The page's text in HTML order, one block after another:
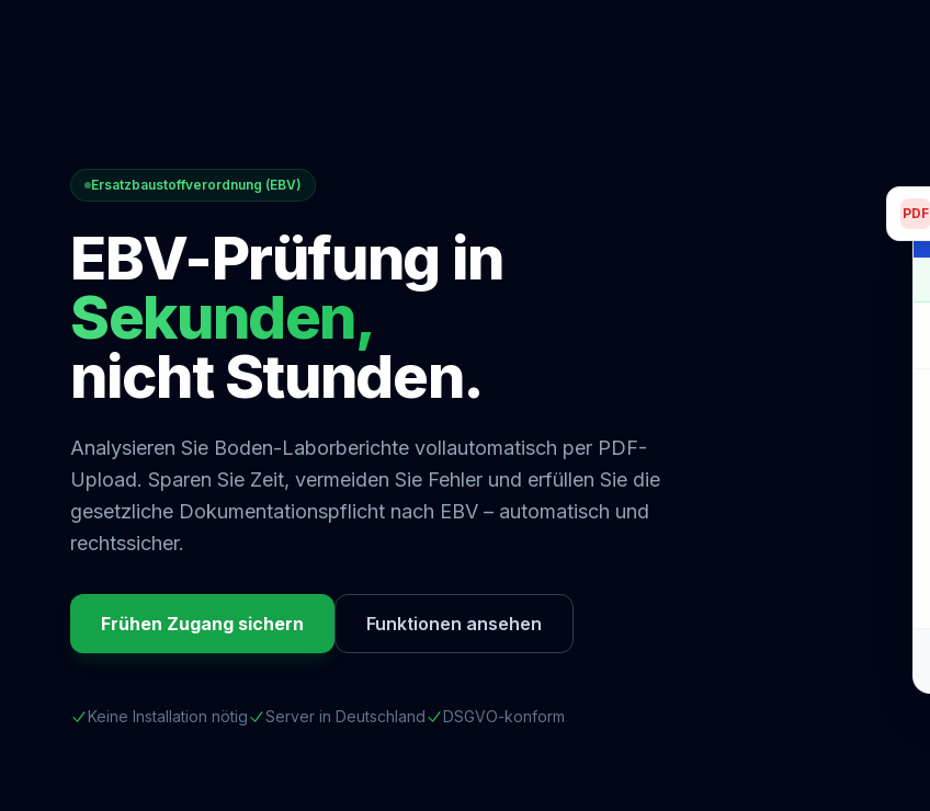
Ersatzbaustoffverordnung (EBV)
EBV-Prüfung in
Sekunden,
nicht Stunden.
Analysieren Sie Boden-Laborberichte vollautomatisch per PDF-
Upload. Sparen Sie Zeit, vermeiden Sie Fehler und erfüllen Sie die
gesetzliche Dokumentationspflicht nach EBV – automatisch und
rechtssicher.
Frühen Zugang sichern Funktionen ansehen
Keine Installation nötig Server in Deutschland DSGVO-konform
PDF